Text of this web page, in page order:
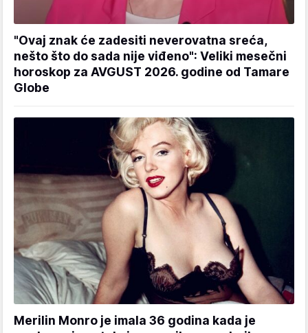
"Ovaj znak će zadesiti neverovatna sreća,
nešto što do sada nije viđeno": Veliki mesečni
horoskop za AVGUST 2026. godine od Tamare
Globe
Merilin Monro je imala 36 godina kada je